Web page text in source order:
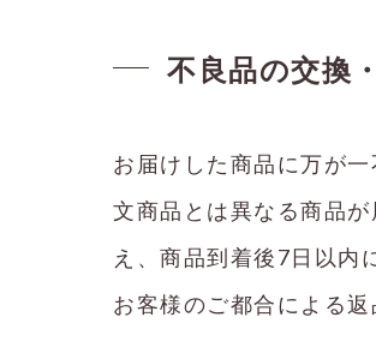
不良品の交換
お届けした商品に万が
文商品とは異なる商品
え、商品到着後7日以内
お客様のご都合による